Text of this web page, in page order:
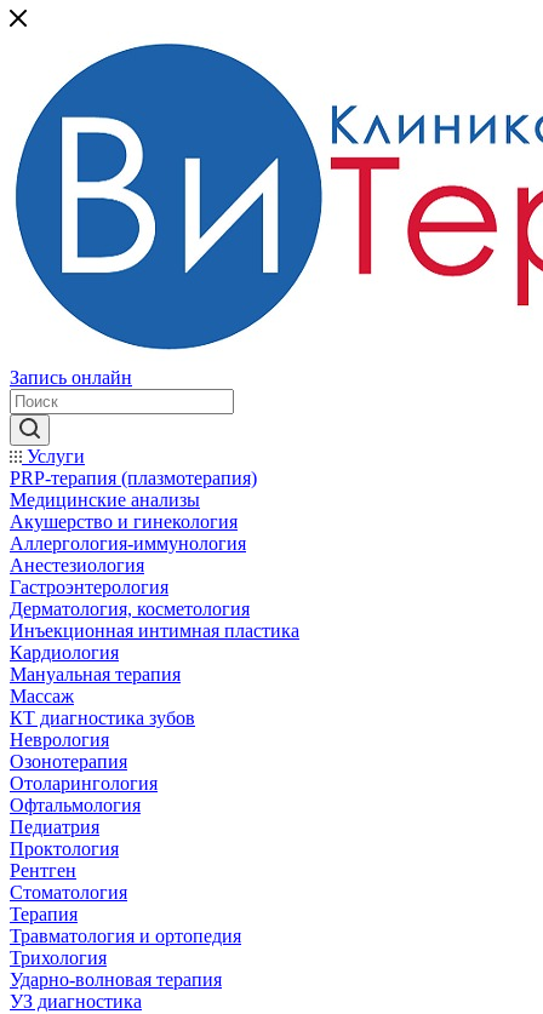
Запись онлайн
Услуги
PRP-терапия (плазмотерапия)
Медицинские анализы
Акушерство и гинекология
Аллергология-иммунология
Анестезиология
Гастроэнтерология
Дерматология, косметология
Инъекционная интимная пластика
Кардиология
Мануальная терапия
Массаж
КТ диагностика зубов
Неврология
Озонотерапия
Отоларингология
Офтальмология
Педиатрия
Проктология
Рентген
Стоматология
Терапия
Травматология и ортопедия
Трихология
Ударно-волновая терапия
УЗ диагностика